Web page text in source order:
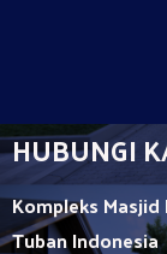
HUBUNGI
Kompleks Masjid
TubanIndonesia